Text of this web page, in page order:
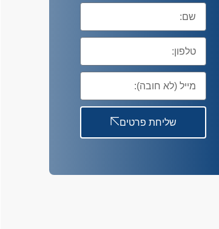
שליחת פרטים